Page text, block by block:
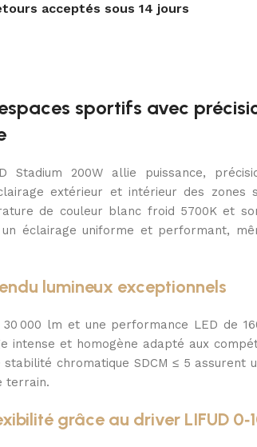
acceptés sous 14 jours
sportifs avec
Stadium 200W allie puissance,
extérieur et intérieur des zones
de couleur blanc froid 5700K et
éclairage uniforme et performant,
lumineux exceptionnels
000 lm et une performance LED de
intense et homogène adapté aux
chromatique SDCM ≤ 5 assurent
terrain.
grâce au driver LIFUD